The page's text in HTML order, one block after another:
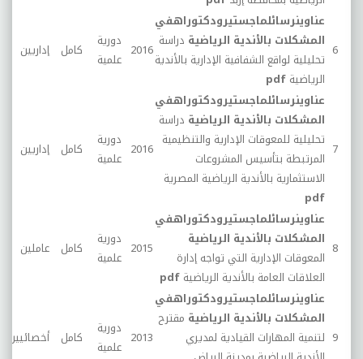
6
عناوينرسائلماجستيرودكتوراهفي
المشكلات بالأندية الرياضية دراسة
تحليلية لواقع الشفافية الإدارية بالأندية
الرياضية pdf
2016 دورية
علمية
كامل إداريين
7
عناوينرسائلماجستيرودكتوراهفي
المشكلات بالأندية الرياضية دراسة
تحليلية للمعوقات الإدارية والتنظيمية
المرتبطة بتأسيس المشروعات
الاستثمارية بالأندية الرياضية المصرية
pdf
2016 دورية
علمية
كامل إداريين
8
عناوينرسائلماجستيرودكتوراهفي
المشكلات بالأندية الرياضية
المعوقات الإدارية التي تواجه إدارة
العلاقات العامة بالأندية الرياضية pdf
2015 دورية
علمية
كامل عاملين
9
عناوينرسائلماجستيرودكتوراهفي
المشكلات بالأندية الرياضية مقترح
لتنمية المهارات القيادية لمديري
2013 دورية
علمية
كامل أخصائيين